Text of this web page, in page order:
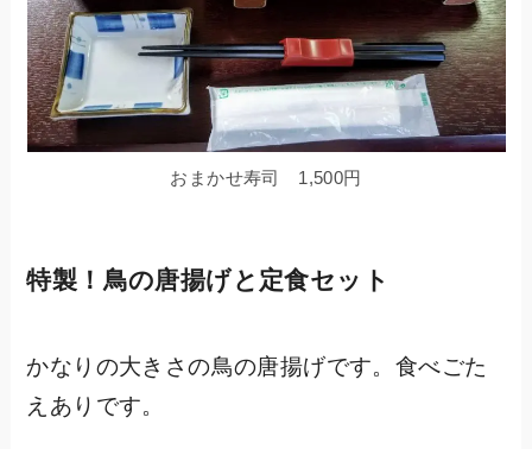
おまかせ寿司 1,500円
特製！鳥の唐揚げと定食セット
かなりの大きさの鳥の唐揚げです。食べごた
えありです。